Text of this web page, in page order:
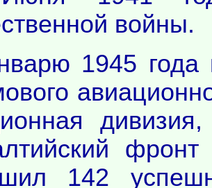
войны.
1945 года
142